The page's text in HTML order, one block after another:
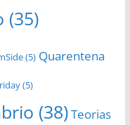
(35)
(5) Quarentena
(5)
(38)Teorias